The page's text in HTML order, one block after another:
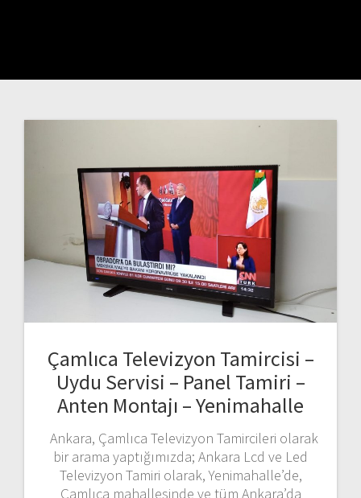
Çamlıca Televizyon Tamircisi –
Uydu Servisi – Panel Tamiri –
Anten Montajı – Yenimahalle
Ankara, Çamlıca Televizyon Tamircileri olarak
bir arama yaptığımızda; Ankara Lcd ve Led
Televizyon Tamiri olarak, Yenimahalle’de,
Çamlıca mahallesinde ve tüm Ankara’da